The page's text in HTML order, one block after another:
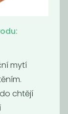
mytí
chtějí